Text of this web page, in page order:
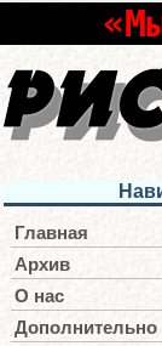
Главная
Архив
О нас
Дополнительно